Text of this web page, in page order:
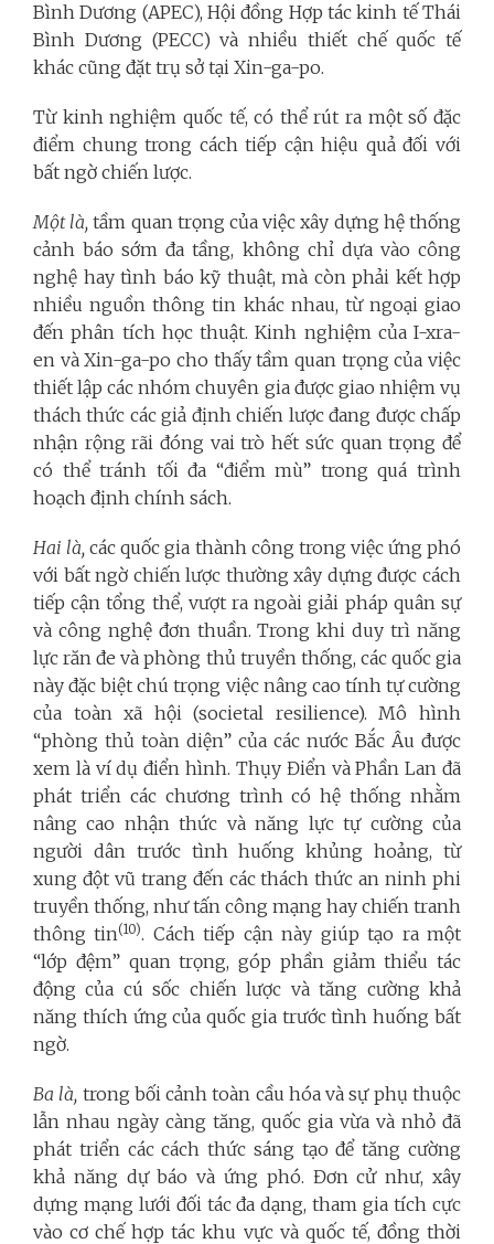
Bình Dương (APEC), Hội đồng Hợp tác kinh tế Thái
Bình Dương (PECC) và nhiều thiết chế quốc tế
khác cũng đặt trụ sở tại Xin-ga-po.
Từ kinh nghiệm quốc tế, có thể rút ra một số đặc
điểm chung trong cách tiếp cận hiệu quả đối với
bất ngờ chiến lược.
Một là, tầm quan trọng của việc xây dựng hệ thống
cảnh báo sớm đa tầng, không chỉ dựa vào công
nghệ hay tình báo kỹ thuật, mà còn phải kết hợp
nhiều nguồn thông tin khác nhau, từ ngoại giao
đến phân tích học thuật. Kinh nghiệm của I-xra-
en và Xin-ga-po cho thấy tầm quan trọng của việc
thiết lập các nhóm chuyên gia được giao nhiệm vụ
thách thức các giả định chiến lược đang được chấp
nhận rộng rãi đóng vai trò hết sức quan trọng để
có thể tránh tối đa “điểm mù” trong quá trình
hoạch định chính sách.
Hai là, các quốc gia thành công trong việc ứng phó
với bất ngờ chiến lược thường xây dựng được cách
tiếp cận tổng thể, vượt ra ngoài giải pháp quân sự
và công nghệ đơn thuần. Trong khi duy trì năng
lực răn đe và phòng thủ truyền thống, các quốc gia
này đặc biệt chú trọng việc nâng cao tính tự cường
của toàn xã hội (societal resilience). Mô hình
“phòng thủ toàn diện” của các nước Bắc Âu được
xem là ví dụ điển hình. Thụy Điển và Phần Lan đã
phát triển các chương trình có hệ thống nhằm
nâng cao nhận thức và năng lực tự cường của
người dân trước tình huống khủng hoảng, từ
xung đột vũ trang đến các thách thức an ninh phi
truyền thống, như tấn công mạng hay chiến tranh
thông tin(10). Cách tiếp cận này giúp tạo ra một
“lớp đệm” quan trọng, góp phần giảm thiểu tác
động của cú sốc chiến lược và tăng cường khả
năng thích ứng của quốc gia trước tình huống bất
ngờ.
Ba là, trong bối cảnh toàn cầu hóa và sự phụ thuộc
lẫn nhau ngày càng tăng, quốc gia vừa và nhỏ đã
phát triển các cách thức sáng tạo để tăng cường
khả năng dự báo và ứng phó. Đơn cử như, xây
dựng mạng lưới đối tác đa dạng, tham gia tích cực
vào cơ chế hợp tác khu vực và quốc tế, đồng thời